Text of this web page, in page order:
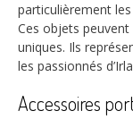
particulièrement
Ces objets
uniques. Ils
les passionnés
Accessoires